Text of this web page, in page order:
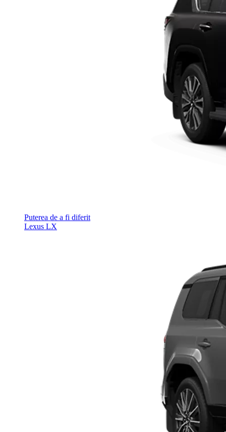
Puterea de a fi diferit
Lexus LX